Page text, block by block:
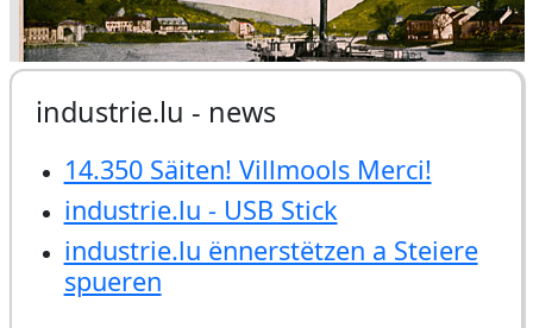
industrie.lu - news
14.350 Säiten! Villmools Merci!
industrie.lu - USB Stick
industrie.lu ënnerstëtzen a Steiere
spueren